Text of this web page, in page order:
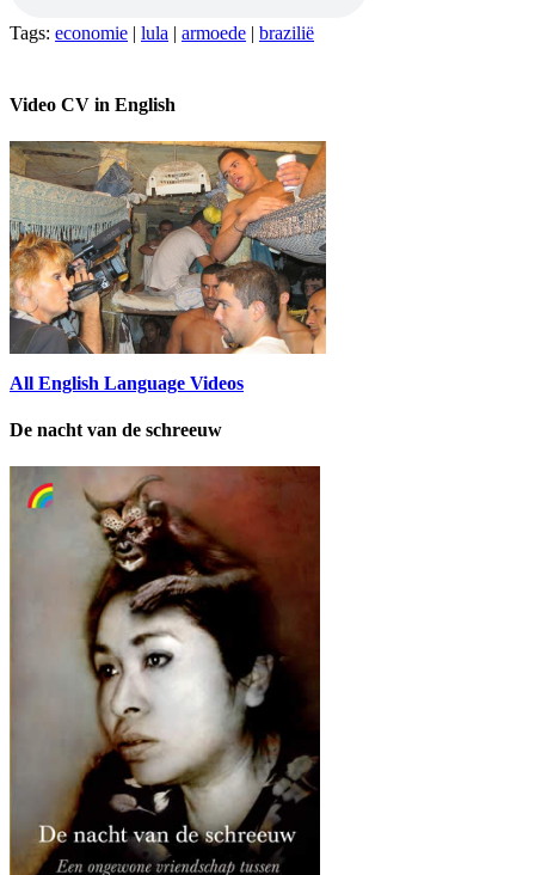
Tags: economie | lula | armoede | brazilië
Video CV in English
All English Language Videos
De nacht van de schreeuw